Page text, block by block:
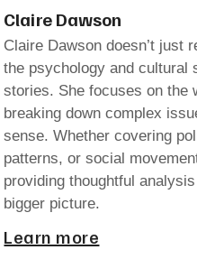
Claire Dawson
Claire Dawson doesn’t
the psychology and cultural
stories. She focuses on the
breaking down complex
sense. Whether covering
patterns, or social
providing thoughtful
bigger picture.
Learn more